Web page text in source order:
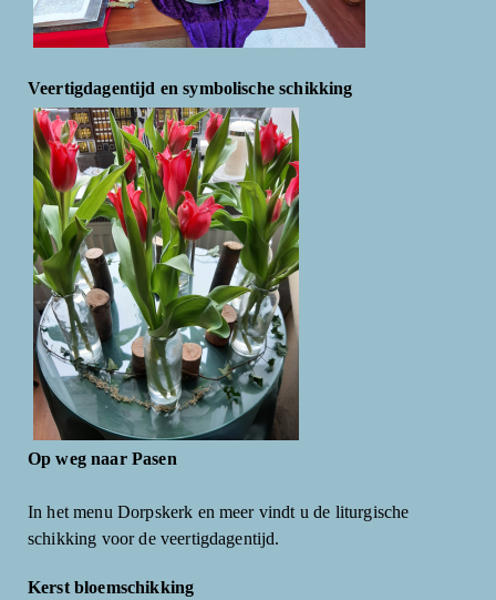
Veertigdagentijd en symbolische schikking
Op weg naar Pasen
In het menu Dorpskerk en meer vindt u de liturgische
schikking voor de veertigdagentijd.
Kerst bloemschikking